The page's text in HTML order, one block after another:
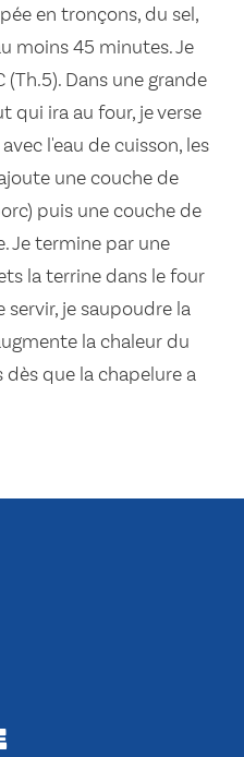
en tronçons, du sel,
moins 45 minutes. Je
(Th.5). Dans une grande
qui ira au four, je verse
l'eau de cuisson, les
une couche de
puis une couche de
Je termine par une
la terrine dans le four
servir, je saupoudre la
la chaleur du
dès que la chapelure a